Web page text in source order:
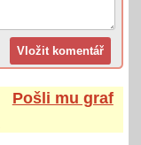
Pošli mu graf